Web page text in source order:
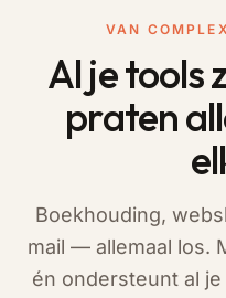
VAN
Al je tools
praten
Boekhouding,
mail — allemaal los.
én ondersteunt al